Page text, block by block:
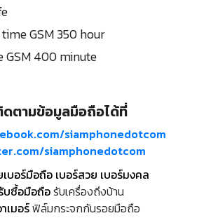
GSM 350 hour
GSM 400 minute
ตามข้อมูลมือถือได้ที่
siamphonedotcom
siamphonedotcom
เบอร์มือถือ เบอร์สวย เบอร์มงคล
บซื้อมือถือรับเครื่องถึงบ้าน
เมอร์ฟิล์มกระจกกันรอยมือถือ